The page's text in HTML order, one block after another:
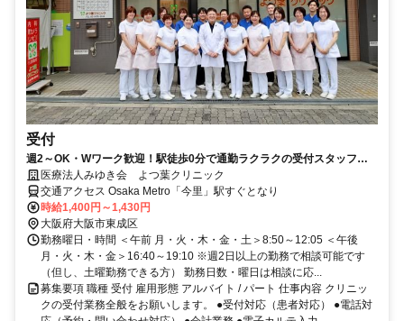
受付
週2～OK・Wワーク歓迎！駅徒歩0分で通勤ラクラクの受付スタッフ募
集 医療法人みゆき会 よつ葉クリニック
交通アクセス Osaka Metro「今里」駅すぐとなり
時給1,400円～1,430円
大阪府大阪市東成区
勤務曜日・時間 ＜午前 月・火・木・金・土＞8:50～12:05 ＜午後
月・火・木・金＞16:40～19:10 ※週2日以上の勤務で相談可能です
（但し、土曜勤務できる方） 勤務日数・曜日は相談に応...
募集要項 職種 受付 雇用形態 アルバイト / パート 仕事内容 クリニッ
クの受付業務全般をお願いします。 ●受付対応（患者対応） ●電話対